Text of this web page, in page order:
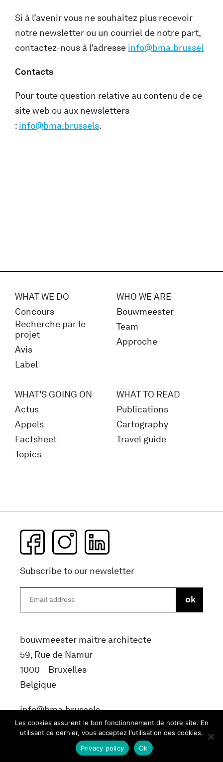
Si à l’avenir vous ne souhaitez plus recevoir
notre newsletter ou un courriel de notre part,
contactez-nous à l’adresse info@bma.brussel
Contacts
Pour toute question relative au contenu de ce
site web ou aux newsletters
: info@bma.brussels.
WHAT WE DO
Concours
Recherche par le
projet
Avis
Label
WHO WE ARE
Bouwmeester
Team
Approche
WHAT'S GOING ON
Actus
Appels
Factsheet
Topics
WHAT TO READ
Publications
Cartography
Travel guide
Subscribe to our newsletter
bouwmeester maitre architecte
59, Rue de Namur
1000 – Bruxelles
Belgique
info@bma.brussels
Les cookies assurent le bon fonctionnement de notre site. En
utilisant ce dernier, vous acceptez l'utilisation des cookies.
Ok
Privacy policy